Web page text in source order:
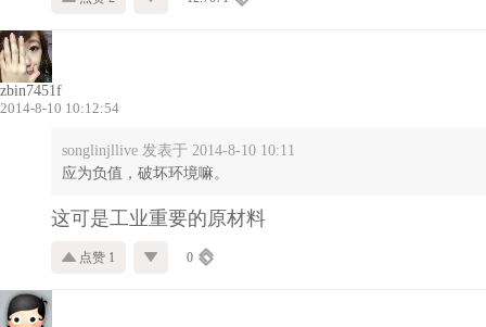
zbin7451f
2014-8-10 10:12:54
songlinjllive 发表于 2014-8-10 10:11
应为负值，破坏环境嘛。
这可是工业重要的原材料
点赞 1 0